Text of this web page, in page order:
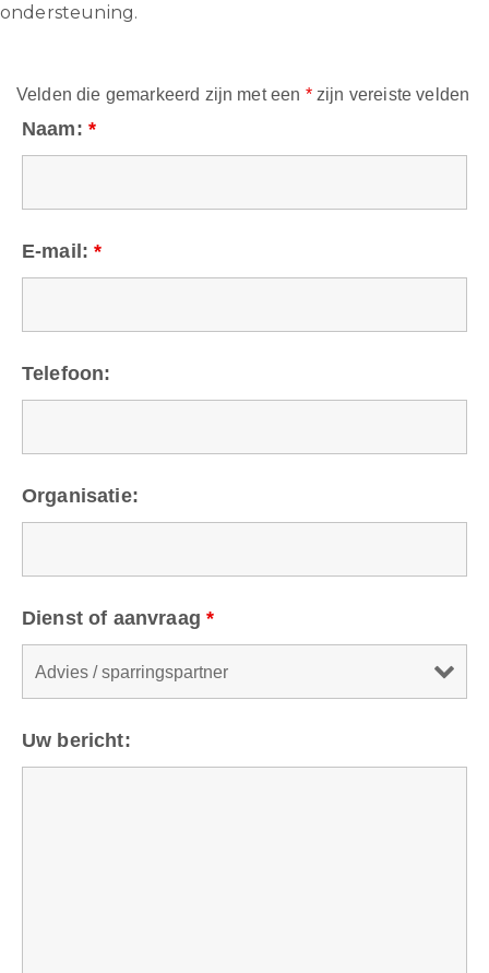
ondersteuning.
Velden die gemarkeerd zijn met een *zijn vereiste velden
Naam: *
E-mail:*
Telefoon:
Organisatie:
Dienst of aanvraag*
Uw bericht: